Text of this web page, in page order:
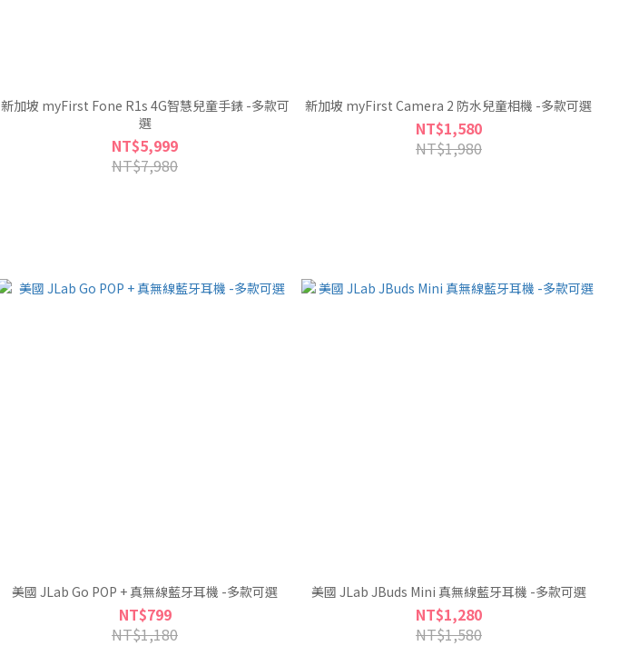
新加坡 myFirst Fone R1s 4G智慧兒童手錶 -多款可
選
NT$5,999
NT$7,980
新加坡 myFirst Camera 2 防水兒童相機 -多款可選
NT$1,580
NT$1,980
美國 JLab Go POP + 真無線藍牙耳機 -多款可選
NT$799
NT$1,180
美國 JLab JBuds Mini 真無線藍牙耳機 -多款可選
NT$1,280
NT$1,580